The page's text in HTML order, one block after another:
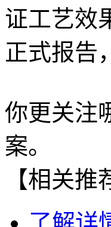
证工艺效
正式报告
你更关注
案。
【相关推